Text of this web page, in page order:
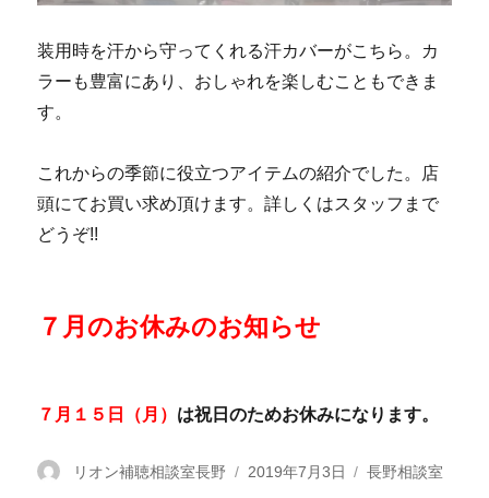
装用時を汗から守ってくれる汗カバーがこちら。カ
ラーも豊富にあり、おしゃれを楽しむこともできま
す。
これからの季節に役立つアイテムの紹介でした。店
頭にてお買い求め頂けます。詳しくはスタッフまで
どうぞ!!
７月のお休みのお知らせ
７月１５日（月） は祝日のためお休みになります。
投
リオン補聴相談室長野
投
2019年7月3日
カ
長野相談室